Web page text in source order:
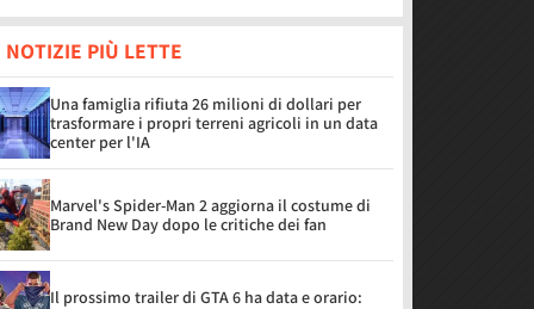
NOTIZIE PIÙ LETTE
Una famiglia rifiuta 26 milioni di dollari per
trasformare i propri terreni agricoli in un data
center per l'IA
Marvel's Spider-Man 2 aggiorna il costume di
Brand New Day dopo le critiche dei fan
Il prossimo trailer di GTA 6 ha data e orario: